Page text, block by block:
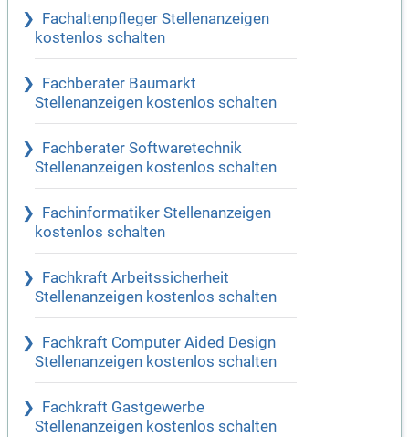
Fachaltenpfleger Stellenanzeigen
kostenlos schalten
Fachberater Baumarkt
Stellenanzeigen kostenlos schalten
Fachberater Softwaretechnik
Stellenanzeigen kostenlos schalten
Fachinformatiker Stellenanzeigen
kostenlos schalten
Fachkraft Arbeitssicherheit
Stellenanzeigen kostenlos schalten
Fachkraft Computer Aided Design
Stellenanzeigen kostenlos schalten
Fachkraft Gastgewerbe
Stellenanzeigen kostenlos schalten